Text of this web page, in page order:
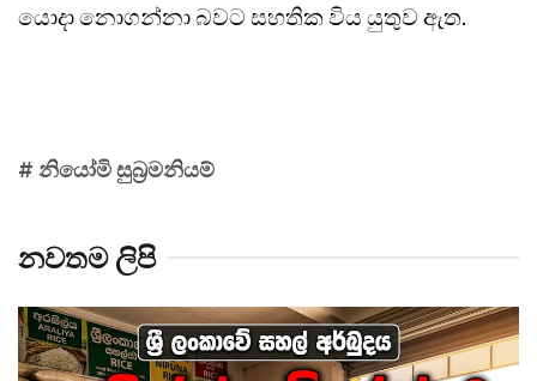
යොදා නොගන්නා බවට සහතික විය යුතුව ඇත.
# නියෝමි සුබ්‍රමනියම්
නවතම ලිපි